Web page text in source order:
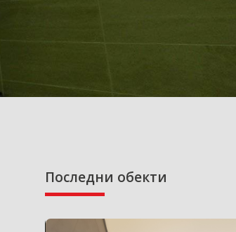
Последни обекти